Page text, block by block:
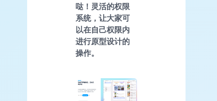
哒！灵活的权限
系统，让大家可
以在自己权限内
进行原型设计的
操作。